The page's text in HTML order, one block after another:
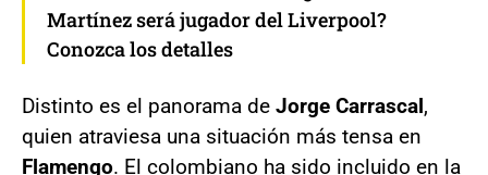
Martínez será jugador del Liverpool?
Conozca los detalles
Distinto es el panorama de Jorge Carrascal,
quien atraviesa una situación más tensa en
Flamengo. El colombiano ha sido incluido en la